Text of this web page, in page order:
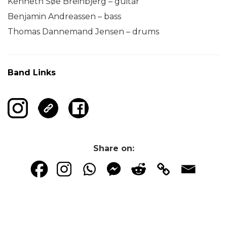
Benjamin Andreassen – bass
Thomas Dannemand Jensen – drums
Band Links
Share on: